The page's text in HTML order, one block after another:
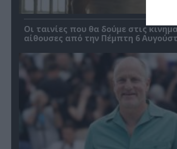
Οι ταινίες που θα δούμε στις
αίθουσες από την Πέμπτη 6